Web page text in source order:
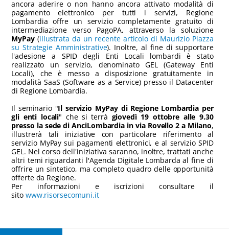
ancora aderire o non hanno ancora attivato modalità di
pagamento elettronico per tutti i servizi, Regione
Lombardia offre un servizio completamente gratuito di
intermediazione verso PagoPA, attraverso la soluzione
MyPay(illustrata da un recente articolo di Maurizio Piazza
su Strategie Amministrative). Inoltre, al fine di supportare
l'adesione a SPID degli Enti Locali lombardi è stato
realizzato un servizio, denominato GEL (Gateway Enti
Locali), che è messo a disposizione gratuitamente in
modalità SaaS (Software as a Service) presso il Datacenter
di Regione Lombardia.
Il seminario "Il servizio MyPay di Regione Lombardia per
gli enti locali" che si terrà giovedì 19 ottobre alle 9.30
presso la sede di AnciLombardia in via Rovello 2 a Milano,
illustrerà tali iniziative con particolare riferimento al
servizio MyPay sui pagamenti elettronici, e al servizio SPID
GEL. Nel corso dell'iniziativa saranno, inoltre, trattati anche
altri temi riguardanti l'Agenda Digitale Lombarda al fine di
offrire un sintetico, ma completo quadro delle opportunità
offerte da Regione.
Per informazioni e iscrizioni consultare il
sito www.risorsecomuni.it